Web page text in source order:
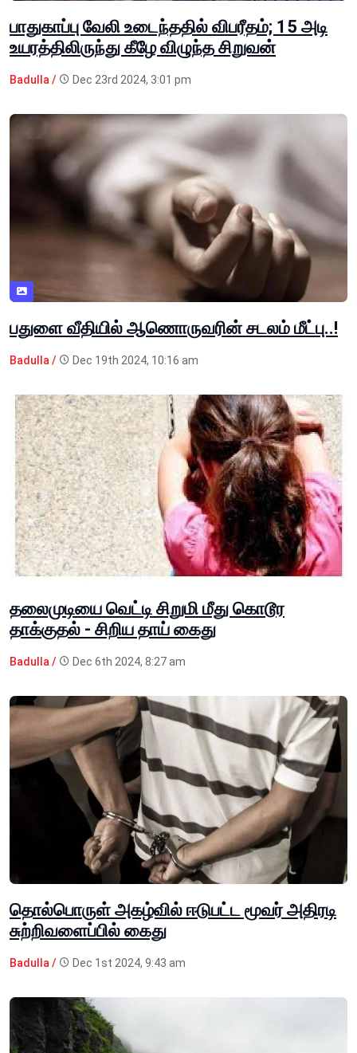
பாதுகாப்பு வேலி உடைந்ததில் விபரீதம்; 15 அடி
உயரத்திலிருந்து கீழே விழுந்த சிறுவன்
Badulla / Dec 23rd 2024, 3:01 pm
பதுளை வீதியில் ஆணொருவரின் சடலம் மீட்பு..!
Badulla / Dec 19th 2024, 10:16 am
தலைமுடியை வெட்டி சிறுமி மீது கொடூர
தாக்குதல் - சிறிய தாய் கைது
Badulla / Dec 6th 2024, 8:27 am
தொல்பொருள் அகழ்வில் ஈடுபட்ட மூவர் அதிரடி
சுற்றிவளைப்பில் கைது
Badulla / Dec 1st 2024, 9:43 am